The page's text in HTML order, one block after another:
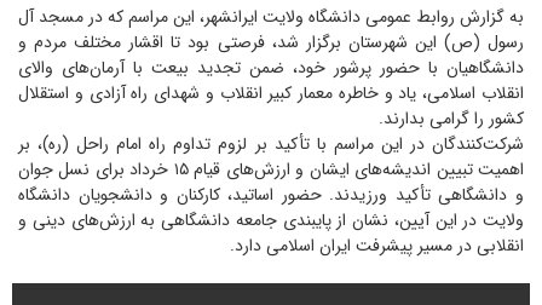
به گزارش روابط عمومی دانشگاه ولایت ایرانشهر، این مراسم که در مسجد آل
رسول (ص) این شهرستان برگزار شد، فرصتی بود تا اقشار مختلف مردم و
دانشگاهیان با حضور پرشور خود، ضمن تجدید بیعت با آرمان‌های والای
انقلاب اسلامی، یاد و خاطره معمار کبیر انقلاب و شهدای راه آزادی و استقلال
کشور را گرامی بدارند.
شرکت‌کنندگان در این مراسم با تأکید بر لزوم تداوم راه امام راحل (ره)، بر
اهمیت تبیین اندیشه‌های ایشان و ارزش‌های قیام ۱۵ خرداد برای نسل جوان
و دانشگاهی تأکید ورزیدند. حضور اساتید، کارکنان و دانشجویان دانشگاه
ولایت در این آیین، نشان از پایبندی جامعه دانشگاهی به ارزش‌های دینی و
انقلابی در مسیر پیشرفت ایران اسلامی دارد.